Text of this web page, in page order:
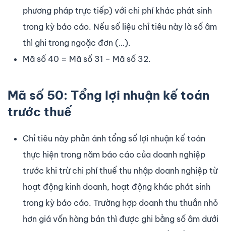
phương pháp trực tiếp) với chi phí khác phát sinh
trong kỳ báo cáo. Nếu số liệu chỉ tiêu này là số âm
thì ghi trong ngoặc đơn (…).
Mã số 40 = Mã số 31 – Mã số 32.
Mã số 50: Tổng lợi nhuận kế toán
trước thuế
Chỉ tiêu này phản ánh tổng số lợi nhuận kế toán
thực hiện trong năm báo cáo của doanh nghiệp
trước khi trừ chi phí thuế thu nhập doanh nghiệp từ
hoạt động kinh doanh, hoạt động khác phát sinh
trong kỳ báo cáo. Trường hợp doanh thu thuần nhỏ
hơn giá vốn hàng bán thì được ghi bằng số âm dưới